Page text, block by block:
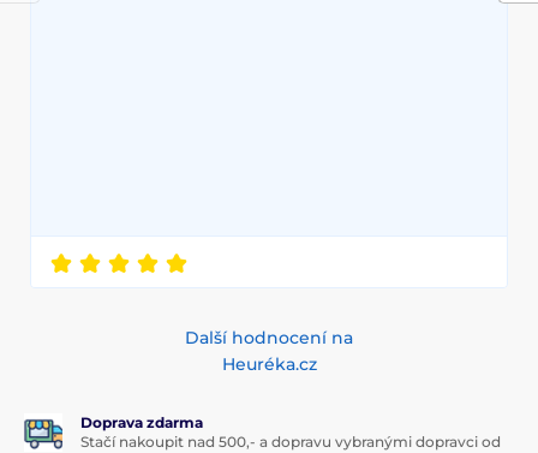
Další hodnocení na
Heuréka.cz
Doprava zdarma
Stačí nakoupit nad 500,- a dopravu vybranými dopravci od